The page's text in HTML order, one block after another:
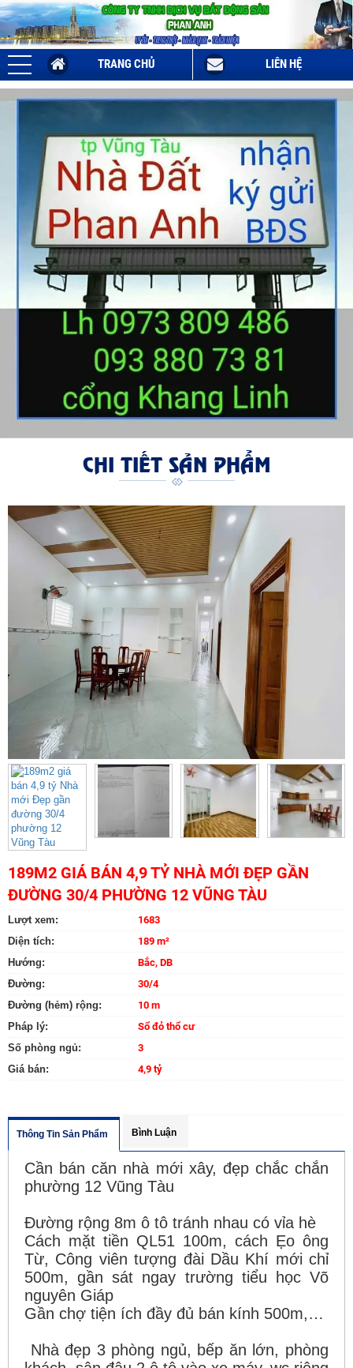
TRANG CHỦ LIÊN HỆ
CHI TIẾT SẢN PHẨM
189M2 GIÁ BÁN 4,9 TỶ NHÀ MỚI ĐẸP GẦN
ĐƯỜNG 30/4 PHƯỜNG 12 VŨNG TÀU
Lượt xem:
1683
Diện tích:
189 m²
Hướng:
Bắc, DB
Đường:
30/4
Đường (hẻm) rộng:
10 m
Pháp lý:
Sổ đỏ thổ cư
Số phòng ngủ:
3
Giá bán:
4,9 tỷ
Thông Tin Sản Phẩm Bình Luận
Cần bán căn nhà mới xây, đẹp chắc chắn
phường 12 Vũng Tàu
Đường rộng 8m ô tô tránh nhau có vỉa hè
Cách mặt tiền QL51 100m, cách Ẹo ông
Từ, Công viên tượng đài Dầu Khí mới chỉ
500m, gần sát ngay trường tiểu học Võ
nguyên Giáp
Gần chợ tiện ích đầy đủ bán kính 500m,…
Nhà đẹp 3 phòng ngủ, bếp ăn lớn, phòng